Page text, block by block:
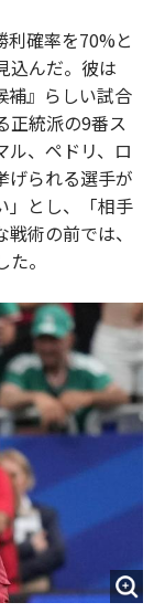
利確率を70%と
込んだ。彼は
補』らしい試合
正統派の9番ス
ル、ペドリ、ロ
げられる選手が
」とし、「相手
術の前では、
。